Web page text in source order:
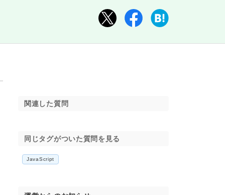
関連した質問
同じタグがついた質問を見る
JavaScript